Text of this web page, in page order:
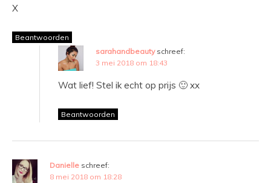
X
Beantwoorden
sarahandbeauty schreef:
3 mei 2018 om 18:43
Wat lief! Stel ik echt op prijs 🙂 xx
Beantwoorden
Danielle schreef:
8 mei 2018 om 18:28